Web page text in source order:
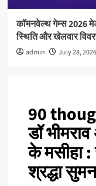
कॉमनवेल्थ गेम्स 2026
स्थिति और खेलवार
admin July 28, 2026
90
डॉ
के मसीहा
श्रद्धा